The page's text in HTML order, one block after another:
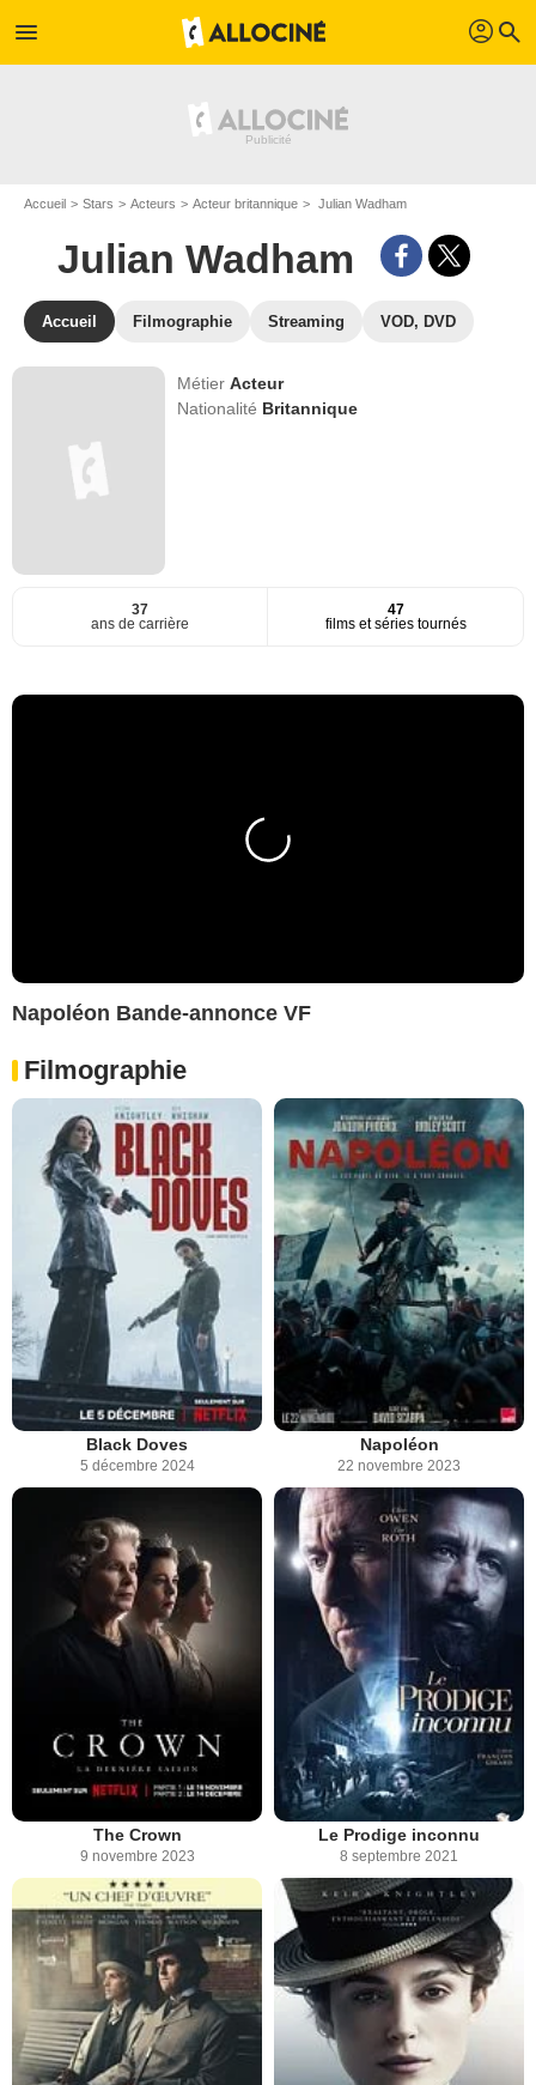
menu profil search
Accueil Stars Acteurs Acteur britannique Julian Wadham
Julian Wadham
Accueil Filmographie Streaming VOD, DVD
MétierActeur
Nationalité Britannique
37
ans de carrière
47
films et séries tournés
Napoléon Bande-annonce VF
Filmographie
Black Doves
5 décembre 2024
Napoléon
22 novembre 2023
The Crown
9 novembre 2023
Le Prodige inconnu
8 septembre 2021